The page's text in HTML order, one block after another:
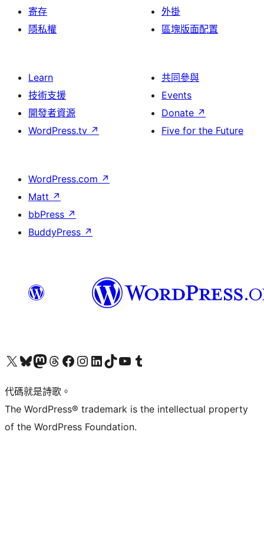
寄存
隱私權
外掛
區塊版面配置
Learn
技術支援
開發者資源
WordPress.tv ↗
共同參與
Events
Donate ↗
Five for the Future
WordPress.com ↗
Matt ↗
bbPress ↗
BuddyPress ↗
Visit our X (formerly Twitter) account
Visit our Bluesky account
Visit our Mastodon account
Visit our Threads account
訪問我們的 Facebook 專頁Visit our Instagram account
Visit our LinkedIn account
Visit our TikTok account
Visit our YouTube channel
Visit our Tumblr account
代碼就是詩歌。
The WordPress® trademark is the intellectual property
of the WordPress Foundation.